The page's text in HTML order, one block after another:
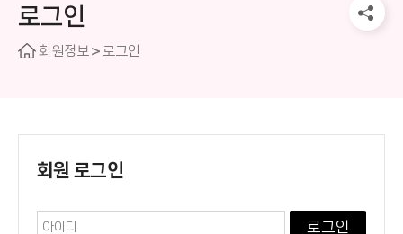
로그인
회원정보 로그인
회원 로그인
로그인